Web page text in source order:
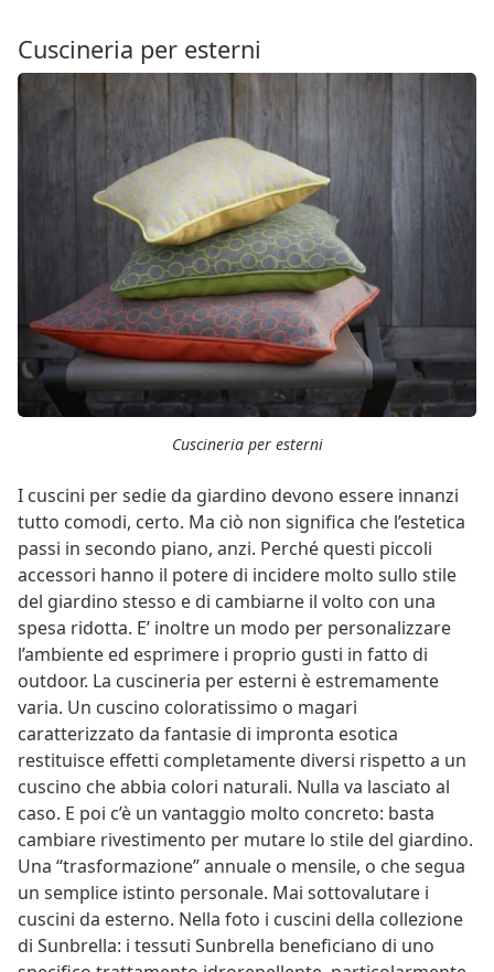
Cuscineria per esterni
Cuscineria per esterni
I cuscini per sedie da giardino devono essere innanzi
tutto comodi, certo. Ma ciò non significa che l’estetica
passi in secondo piano, anzi. Perché questi piccoli
accessori hanno il potere di incidere molto sullo stile
del giardino stesso e di cambiarne il volto con una
spesa ridotta. E’ inoltre un modo per personalizzare
l’ambiente ed esprimere i proprio gusti in fatto di
outdoor. La cuscineria per esterni è estremamente
varia. Un cuscino coloratissimo o magari
caratterizzato da fantasie di impronta esotica
restituisce effetti completamente diversi rispetto a un
cuscino che abbia colori naturali. Nulla va lasciato al
caso. E poi c’è un vantaggio molto concreto: basta
cambiare rivestimento per mutare lo stile del giardino.
Una “trasformazione” annuale o mensile, o che segua
un semplice istinto personale. Mai sottovalutare i
cuscini da esterno. Nella foto i cuscini della collezione
di Sunbrella: i tessuti Sunbrella beneficiano di uno